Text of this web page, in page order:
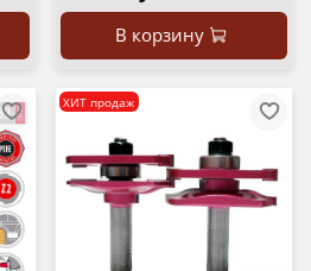
В корзину
ХИТ продаж